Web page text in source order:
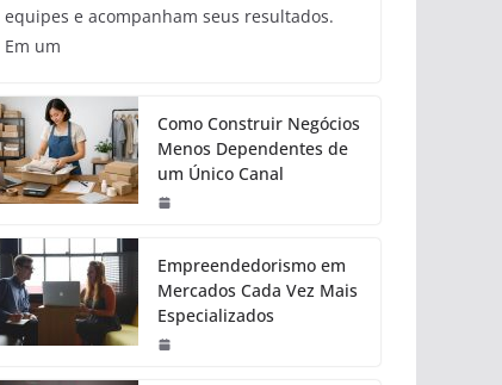
equipes e acompanham seus resultados.
Em um
Como Construir Negócios
Menos Dependentes de
um Único Canal
Empreendedorismo em
Mercados Cada Vez Mais
Especializados